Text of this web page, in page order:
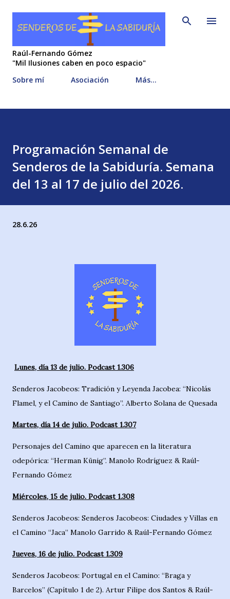
Ir al contenido principal
Raúl-Fernando Gómez
"Mil Ilusiones caben en poco espacio"
Sobre mí
Asociación Más…
Programación Semanal de
Senderos de la Sabiduría. Semana
del 13 al 17 de julio del 2026.
28.6.26
Lunes, día 13 de julio. Podcast 1.306
Senderos Jacobeos: Tradición y Leyenda Jacobea: “Nicolás
Flamel, y el Camino de Santiago”. Alberto Solana de Quesada
Martes, día 14 de julio. Podcast 1.307
Personajes del Camino que aparecen en la literatura
odepórica: “Herman Künig”. Manolo Rodríguez & Raúl-
Fernando Gómez
Miércoles, 15 de julio. Podcast 1.308
Senderos Jacobeos: Senderos Jacobeos: Ciudades y Villas en
el Camino “Jaca” Manolo Garrido & Raúl-Fernando Gómez
Jueves, 16 de julio. Podcast 1.309
Senderos Jacobeos: Portugal en el Camino: “Braga y
Barcelos” (Capítulo 1 de 2). Artur Filipe dos Santos & Raúl-